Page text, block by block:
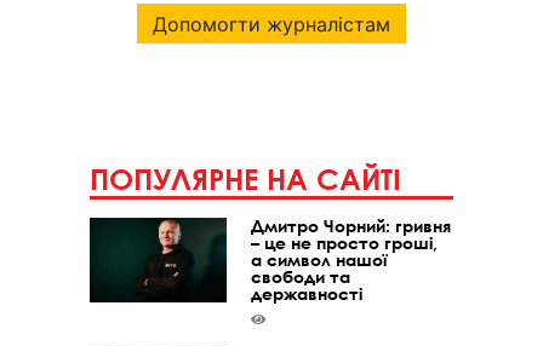
Допомогти журналістам
ПОПУЛЯРНЕ НА САЙТІ
Дмитро Чорний: гривня
– це не просто гроші,
а символ нашої
свободи та
державності